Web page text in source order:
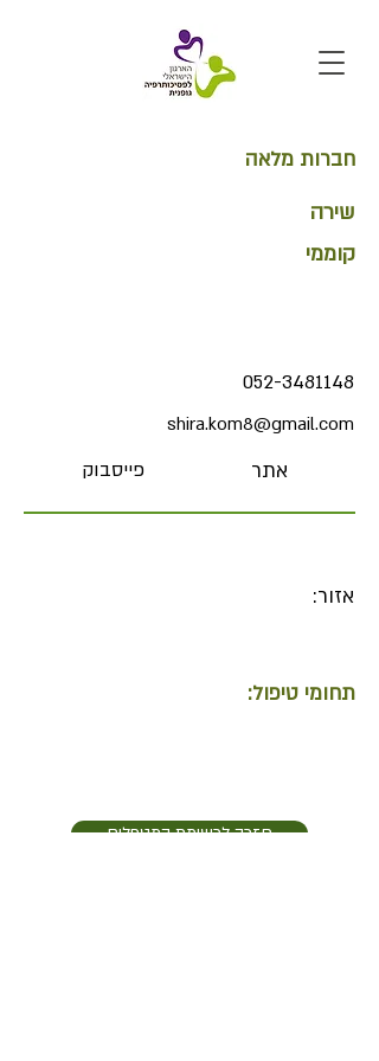
חברות מלאה
שירה
קוממי
052-3481148
shira.kom8@gmail.com
פייסבוק אתר
אזור:
תחומי טיפול:
חזרה לרשימת המטפלים